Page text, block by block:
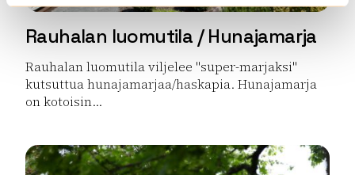
Rauhalan luomutila / Hunajamarja
Rauhalan luomutila viljelee "super-marjaksi"
kutsuttua hunajamarjaa/haskapia. Hunajamarja
on kotoisin...